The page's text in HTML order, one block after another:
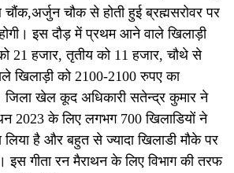
चौंक,अर्जुन चौक से होती हुई ब्रह्मसरोवर पर
होगी। इस दौड़ में प्रथम आने वाले खिलाड़ी
21 हजार, तृतीय को 11 हजार, चौथे से
खिलाड़ी को 2100-2100 रुपए का
जिला खेल कूद अधिकारी सतेन्द्र कुमार ने
2023 के लिए लगभग 700 खिलाडियों ने
है और बहुत से ज्यादा खिलाडी मौके पर
इस गीता रन मैराथन के लिए विभाग की तरफ